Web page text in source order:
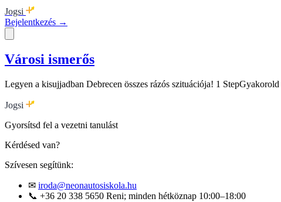
Jogsi
Bejelentkezés →
Városi ismerős
Legyen a kisujjadban Debrecen összes rázós szituációja! 1
Jogsi
Gyorsítsd fel a vezetni tanulást
Kérdésed van?
Szívesen segítünk:
✉ iroda@neonautosiskola.hu
📞 +36 20 338 5650 Reni; minden hétköznap 10:00–18:00